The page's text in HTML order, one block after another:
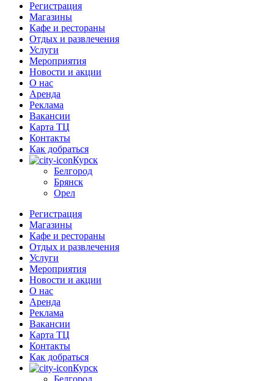
Регистрация
Магазины
Кафе и рестораны
Отдых и развлечения
Услуги
Мероприятия
Новости и акции
О нас
Аренда
Реклама
Вакансии
Карта ТЦ
Контакты
Как добраться
Курск
Белгород
Брянск
Орел
Регистрация
Магазины
Кафе и рестораны
Отдых и развлечения
Услуги
Мероприятия
Новости и акции
О нас
Аренда
Реклама
Вакансии
Карта ТЦ
Контакты
Как добраться
Курск
Белгород